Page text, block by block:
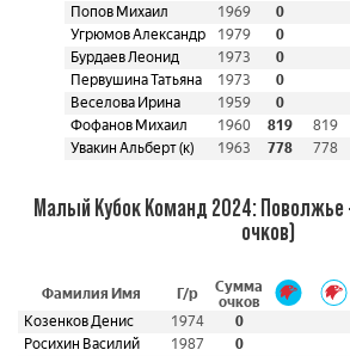
Попов Михаил
1969
0
Угрюмов Александр
1979
0
Бурдаев Леонид
1973
0
Первушина Татьяна
1973
0
Веселова Ирина
1959
0
Фофанов Михаил
1960 819
819
Увакин Альберт (к)
1963 778 778
Малый Кубок Команд 2024: Поволжье
очков)
Фамилия Имя Г/р
Сумма
очков
Козенков Денис
1974
0
Росихин Василий
1987
0